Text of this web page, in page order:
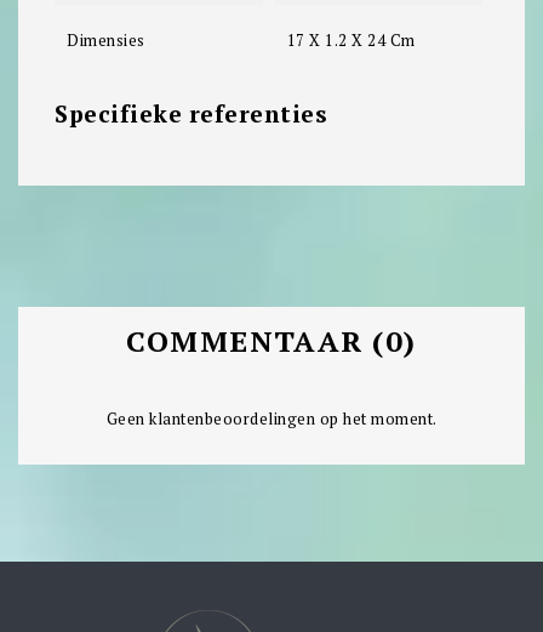
Dimensies 17 X 1.2 X 24 Cm
Specifieke referenties
COMMENTAAR (0)
Geen klantenbeoordelingen op het moment.